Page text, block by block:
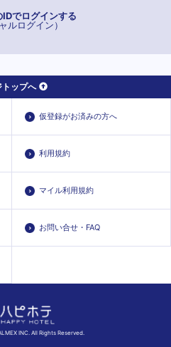
でログインする
ルログイン）
トップへ
仮登録がお済みの方へ
利用規約
マイル利用規約
お問い合せ・FAQ
INC. All Rights Reserved.